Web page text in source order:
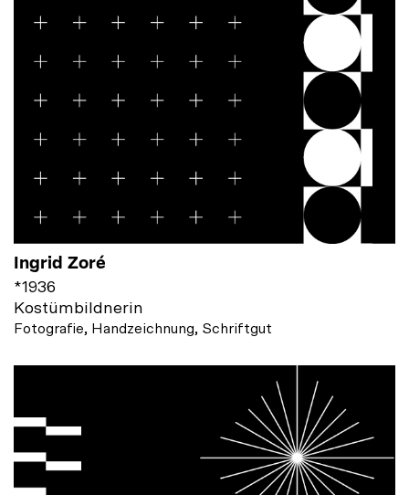
Ingrid Zoré
*1936
Kostümbildnerin
Fotografie, Handzeichnung, Schriftgut